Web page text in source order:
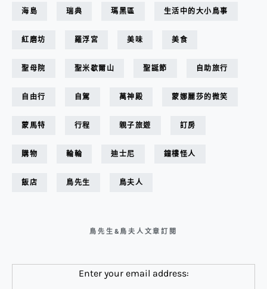
海島 瑞典 瑪黑區 生活中的大小鳥事
紅磨坊 羅浮宮 美味 美食
聖母院 聖米歇爾山 聖誕節 自助旅行
自由行 自駕 萬神殿 蒙娜麗莎的微笑
蒙馬特 行程 親子旅遊 訂房
購物 輪輪 迪士尼 鐘樓怪人
飯店 鳥先生 鳥夫人
鳥先生&鳥夫人文章訂閱
Enter your email address: